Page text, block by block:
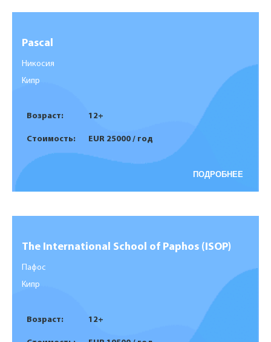
Pascal
Никосия
Кипр
Возраст: 12+
Стоимость: EUR 25000 / год
ПОДРОБНЕЕ
The International School of Paphos (ISOP)
Пафос
Кипр
Возраст: 12+